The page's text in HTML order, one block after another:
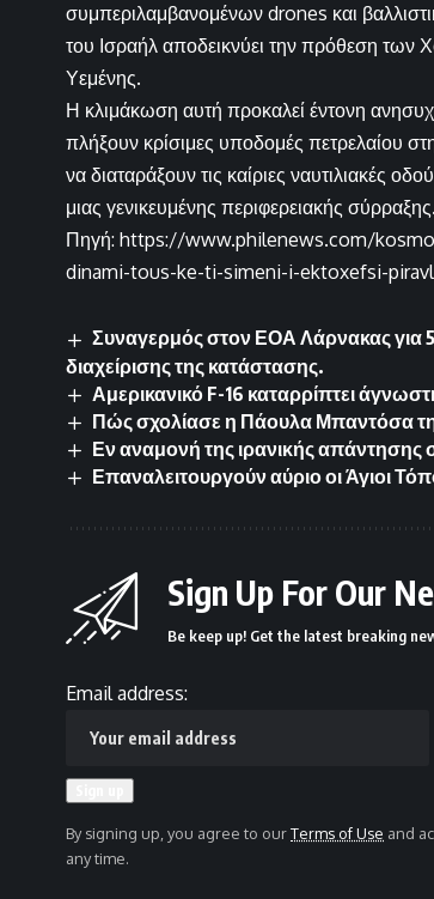
συμπεριλαμβανομένων drones και
του Ισραήλ αποδεικνύει την πρόθεση των
Υεμένης.
Η κλιμάκωση αυτή προκαλεί έντονη
πλήξουν κρίσιμες υποδομές πετρελαίου
να διαταράξουν τις καίριες ναυτιλιακές
μιας γενικευμένης περιφερειακής σύρραξης.
Πηγή: https://www.philenews.com/
dinami-tous-ke-ti-simeni-i-ektoxefsi-
Συναγερμός στον ΕΟΑ Λάρνακας για
διαχείρισης της κατάστασης.
Αμερικανικό F-16 καταρρίπτει
Πώς σχολίασε η Πάουλα Μπαντόσα τη
Εν αναμονή της ιρανικής απάντησης
Επαναλειτουργούν αύριο οι Άγιοι
Sign Up For Our
Be keep up! Get the latest breaking
Email address:
By signing up, you agree to ourTerms of Use and
any time.